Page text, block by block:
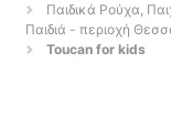
Παιδικά Ρούχα,
Παιδιά - περιοχή
Toucan for kids